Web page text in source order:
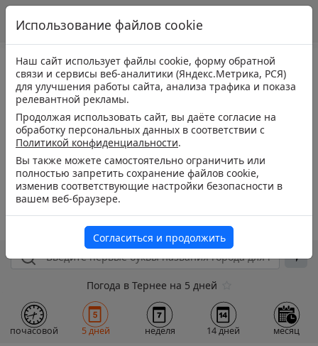
Погода в Тернее на 5 дней
почасовой 5 дней неделя 14 дней месяц
Использование файлов cookie
Наш сайт использует файлы cookie, форму обратной
связи и сервисы веб-аналитики (Яндекс.Метрика, РСЯ)
для улучшения работы сайта, анализа трафика и показа
релевантной рекламы.
Продолжая использовать сайт, вы даёте согласие на
обработку персональных данных в соответствии с
Политикой конфиденциальности.
Вы также можете самостоятельно ограничить или
полностью запретить сохранение файлов cookie,
изменив соответствующие настройки безопасности в
вашем веб-браузере.
Согласиться и продолжить